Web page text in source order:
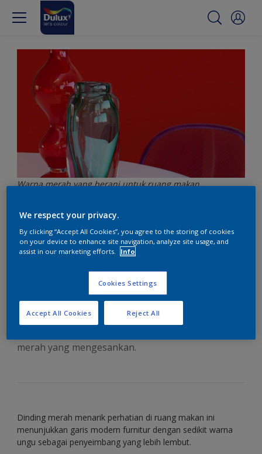
Warna merah yang berani untuk ruang makan
Gunakan warna merah
yang berani untuk
tampilan yang percaya
merah yang mengesankan.
Dinding merah menarik perhatian di ruang makan ini
menunjukkan garis modern furnitur dengan sedikit warna
ungu sebagai penyeimbang yang lebih lembut.
We respect your privacy.
By clicking “Accept All Cookies”, you agree to the storing of cookies
on your device to enhance site navigation, analyze site usage, and
assist in our marketing efforts.
Info
Cookies Settings
Reject All
Accept All Cookies